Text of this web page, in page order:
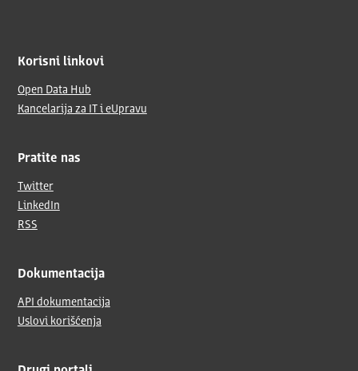
Korisni linkovi
Open Data Hub
Kancelarija za IT i eUpravu
Pratite nas
Twitter
LinkedIn
RSS
Dokumentacija
API dokumentacija
Uslovi korišćenja